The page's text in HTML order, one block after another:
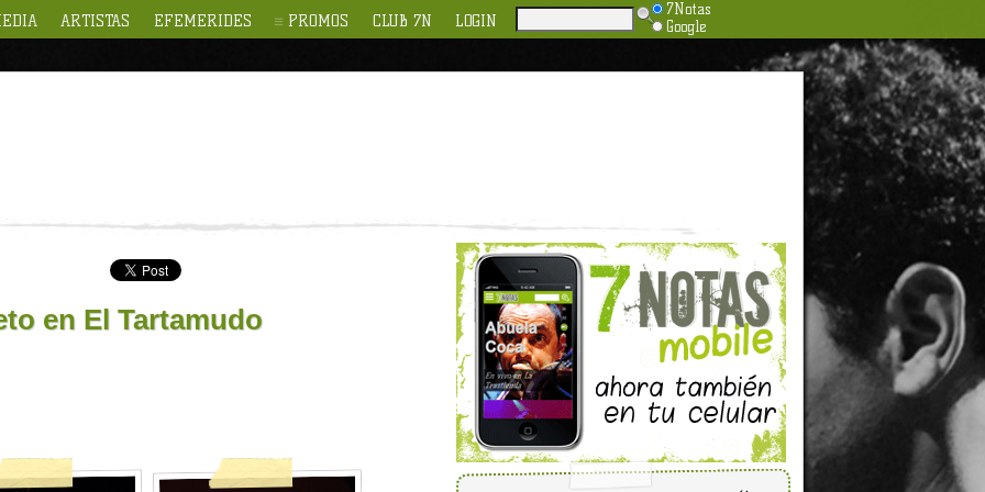
ARTISTAS EFEMERIDES PROMOS CLUB 7N LOGIN
7Notas
Google
en El Tartamudo